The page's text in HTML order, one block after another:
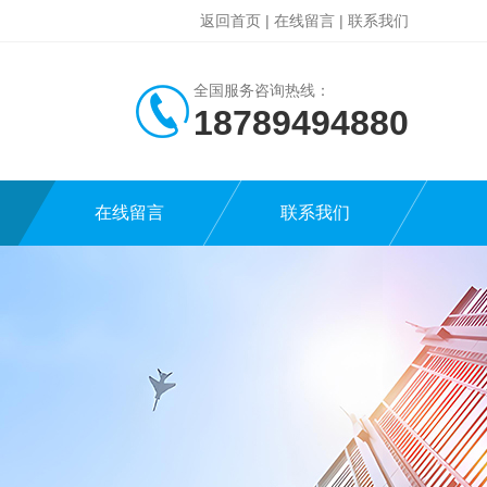
返回首页 | 在线留言 | 联系我们
全国服务咨询热线：
18789494880
在线留言 联系我们